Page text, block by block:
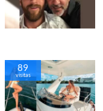
89
visitas